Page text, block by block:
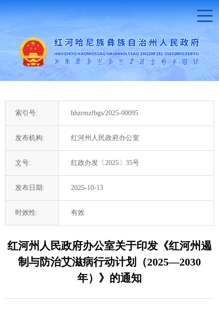
索引号: hhzrmzfbgs/2025-00095
发布机构: 红河州人民政府办公室
文号: 红政办发〔2025〕35号
发布日期: 2025-10-13
时效性: 有效
红河州人民政府办公室关于印发《红河州遏
制与防治艾滋病行动计划（2025—2030
年）》的通知